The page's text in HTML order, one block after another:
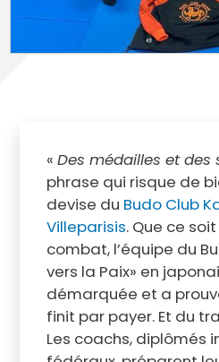
« Des médailles et des
phrase qui risque de
devise du Budo Club
Villeparisis. Que ce
combat, l’équipe du
vers la Paix» en
démarquée et a
finit par payer. Et du
Les coachs, diplômés